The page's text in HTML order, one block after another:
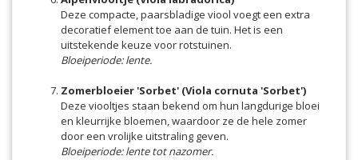
Deze compacte, paarsbladige viool voegt een extra
decoratief element toe aan de tuin. Het is een
uitstekende keuze voor rotstuinen.
Bloeiperiode: lente.
Zomerbloeier 'Sorbet' (Viola cornuta 'Sorbet')
Deze viooltjes staan bekend om hun langdurige bloei
en kleurrijke bloemen, waardoor ze de hele zomer
door een vrolijke uitstraling geven.
Bloeiperiode: lente tot nazomer.